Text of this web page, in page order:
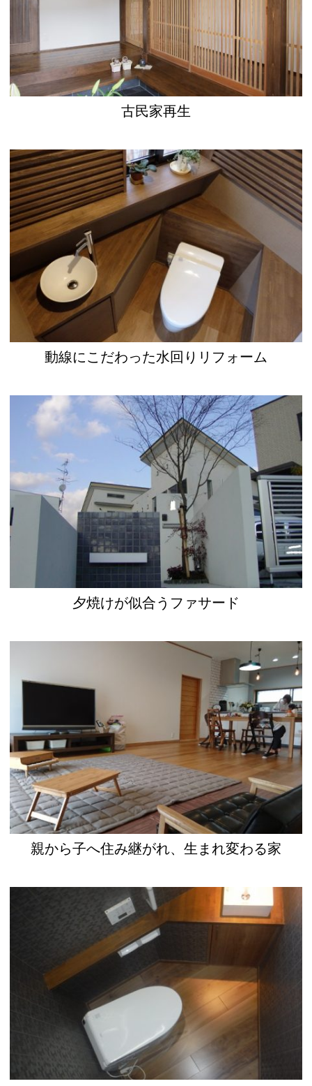
古民家再生
動線にこだわった水回りリフォーム
夕焼けが似合うファサード
親から子へ住み継がれ、生まれ変わる家